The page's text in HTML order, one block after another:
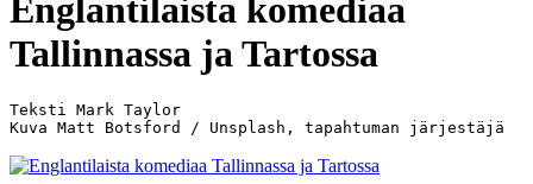
Englantilaista komediaa
Tallinnassa ja Tartossa
Teksti Mark Taylor
Kuva Matt Botsford / Unsplash, tapahtuman järjestäjä